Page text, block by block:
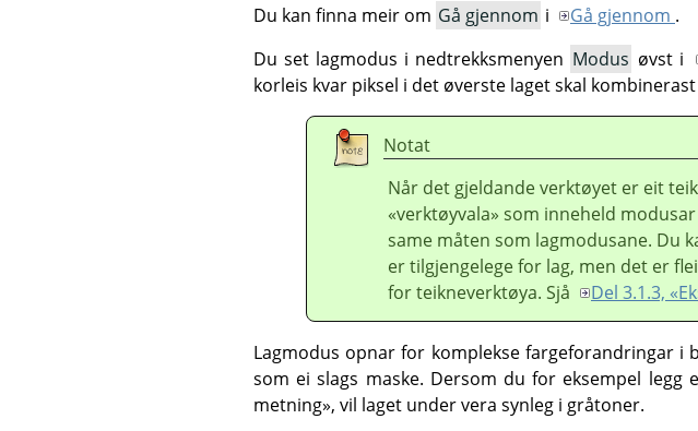
Du kan finna meir om Gå gjennom i Gå gjennom .
Du set lagmodus i nedtrekksmenyen Modus øvst i
korleis kvar piksel i det øverste laget skal
Notat
Når det gjeldande verktøyet er eit
«verktøyvala» som inneheld
same måten som lagmodusane. Du
er tilgjengelege for lag, men det er
for teikneverktøya. Sjå
Del 3.1.3,
Lagmodus opnar for komplekse fargeforandringar
som ei slags maske. Dersom du for eksempel
metning», vil laget under vera synleg i gråtoner.